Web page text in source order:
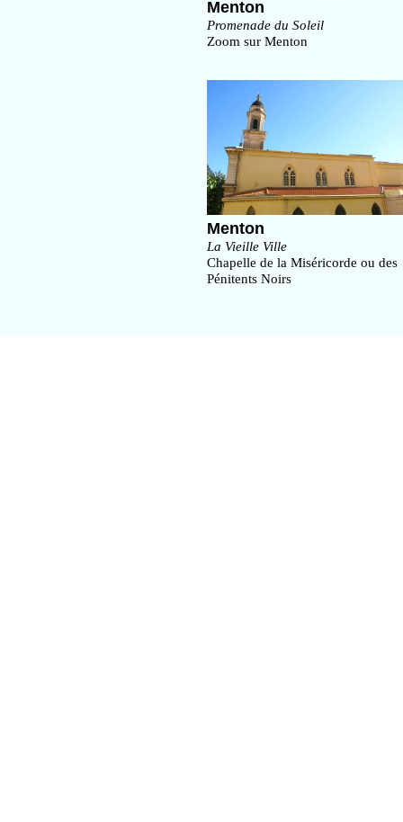
Menton
Promenade du Soleil
Zoom sur Menton
Menton
La Vieille Ville
Chapelle de la Miséricorde ou des
Pénitents Noirs